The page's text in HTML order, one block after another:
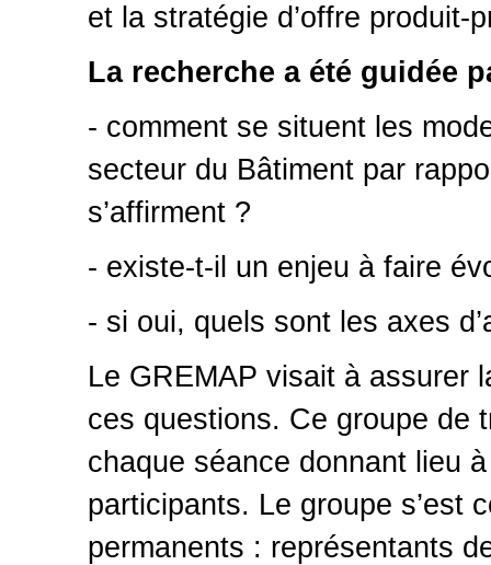
et la stratégie d’offre
La recherche a été guidée
- comment se situent les
secteur du Bâtiment par
s’affirment ?
- existe-t-il un enjeu à faire
- si oui, quels sont les axes
Le GREMAP visait à assurer
ces questions. Ce groupe de
chaque séance donnant lieu
participants. Le groupe s’est
permanents : représentants